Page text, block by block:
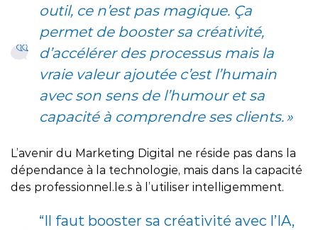
outil, ce n’est pas magique. Ça
permet de booster sa créativité,
d’accélérer des processus mais la
vraie valeur ajoutée c’est l’humain
avec son sens de l’humour et sa
capacité à comprendre ses clients. »
L’avenir du Marketing Digital ne réside pas dans la
dépendance à la technologie, mais dans la capacité
des professionnel.le.s à l’utiliser intelligemment.
“Il faut booster sa créativité avec l’IA,